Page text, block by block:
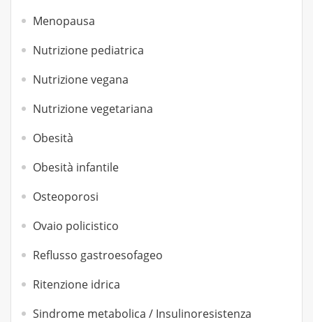
Menopausa
Nutrizione pediatrica
Nutrizione vegana
Nutrizione vegetariana
Obesità
Obesità infantile
Osteoporosi
Ovaio policistico
Reflusso gastroesofageo
Ritenzione idrica
Sindrome metabolica / Insulinoresistenza